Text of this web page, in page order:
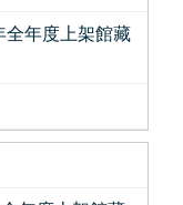
全年度上架館藏